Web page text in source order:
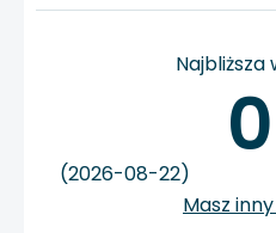
Najbliższa
0
(2026-08-22)
Masz